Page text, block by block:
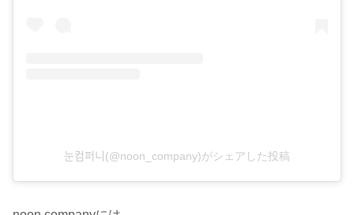
눈컴퍼니(@noon_company)がシェアした投稿